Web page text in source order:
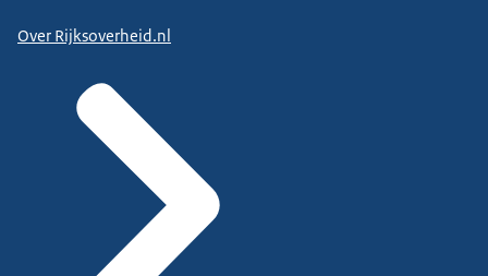
Over Rijksoverheid.nl